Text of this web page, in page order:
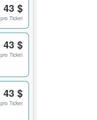
43 $
pro Ticket
43 $
pro Ticket
43 $
pro Ticket